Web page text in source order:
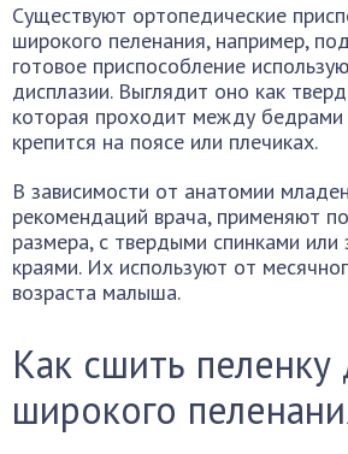
Существуют ортопедические
широкого пеленания, например,
готовое приспособление
дисплазии. Выглядит оно как
которая проходит между бедрами
крепится на поясе или плечиках.
В зависимости от анатомии
рекомендаций врача, применяют
размера, с твердыми спинками
краями. Их используют от
возраста малыша.
Как сшить пеленку
широкого